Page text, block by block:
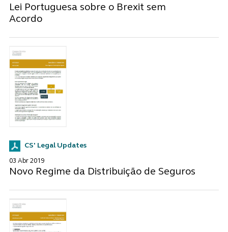
Lei Portuguesa sobre o Brexit sem
Acordo
CS' Legal Updates
03 Abr 2019
Novo Regime da Distribuição de Seguros